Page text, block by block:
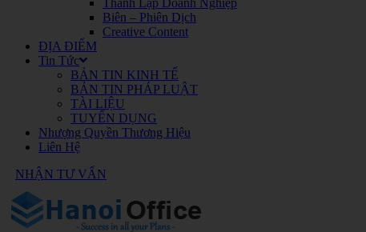
Thành Lập Doanh Nghiệp
Biên – Phiên Dịch
Creative Content
ĐỊA ĐIỂM
Tin Tức
BẢN TIN KINH TẾ
BẢN TIN PHÁP LUẬT
TÀI LIỆU
TUYỂN DỤNG
Nhượng Quyền Thương Hiệu
Liên Hệ
NHẬN TƯ VẤN